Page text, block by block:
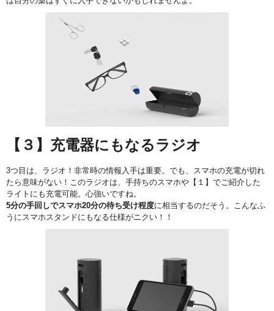
【３】充電器にもなるラジオ
3つ目は、ラジオ！非常時の情報入手は重要。でも、スマホの充電が切れ
たら意味がない！このラジオは、手持ちのスマホや【１】でご紹介した
ライトにも充電可能。心強いですね。
5分の手回しでスマホ20分の待ち受け程度に相当するのだそう。こんなふ
うにスマホスタンドにもなる仕様がニクい！！